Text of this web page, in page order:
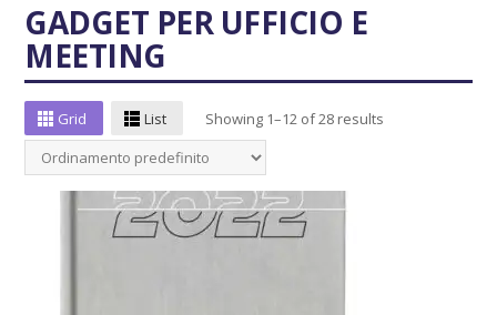
GADGET PER UFFICIO E
MEETING
Grid List Showing 1–12 of 28 results